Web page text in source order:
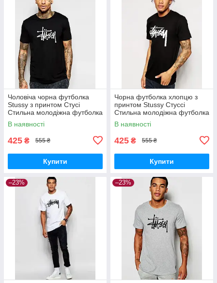
Чоловіча чорна футболка
Stussy з принтом Стусі
Стильна молодіжна футболка
Стасі хлопцю Спортивний
одяг хб
В наявності
425 ₴ 555 ₴
Купити
Чорна футболка хлопцю з
принтом Stussy Стуссі
Стильна молодіжна футболка
Стасі хлопчику Спортивний
одяг хб
В наявності
425 ₴ 555 ₴
Купити
–23% –23%